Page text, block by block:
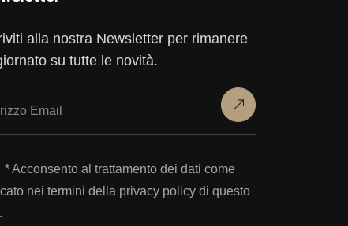
alla nostra Newsletter per rimanere
su tutte le novità.
* Acconsento al trattamento dei dati come
nei termini della privacy policy di questo